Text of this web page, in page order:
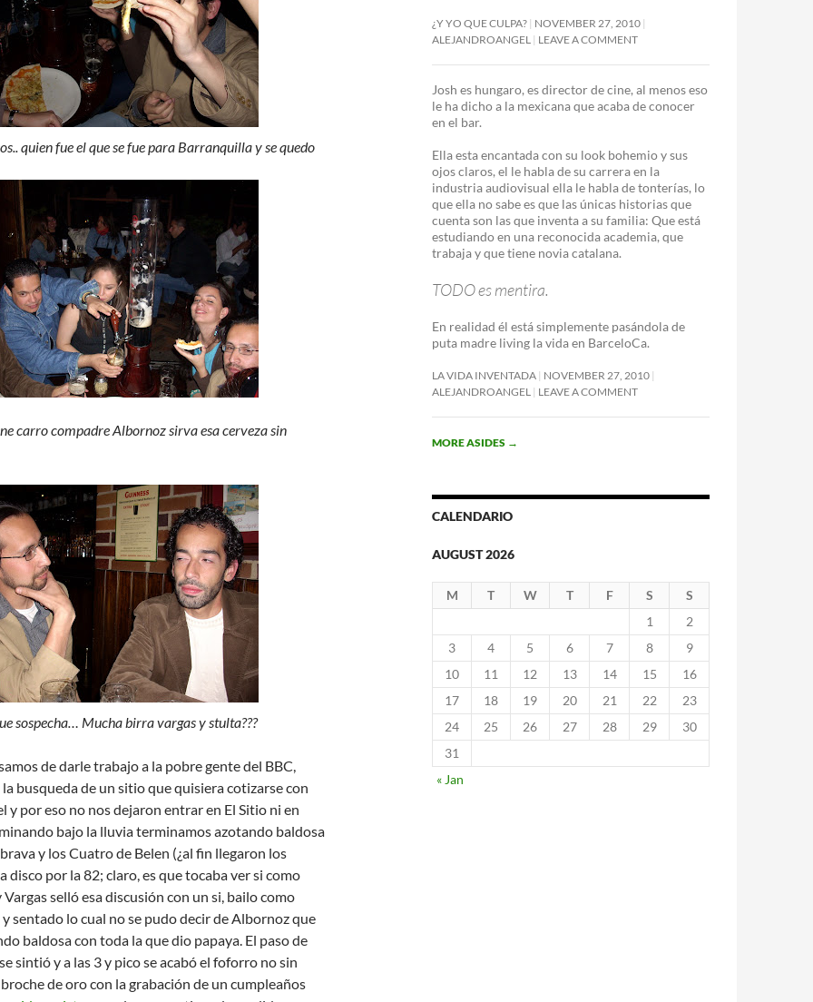
quien fue el que se fue para Barranquilla y se quedo
carro compadre Albornoz sirva esa cerveza sin
sospecha… Mucha birra vargas y stulta???
de darle trabajo a la pobre gente del BBC,
busqueda de un sitio que quisiera cotizarse con
y por eso no nos dejaron entrar en El Sitio ni en
bajo la lluvia terminamos azotando baldosa
y los Cuatro de Belen (¿al fin llegaron los
disco por la 82; claro, es que tocaba ver si como
selló esa discusión con un si, bailo como
sentado lo cual no se pudo decir de Albornoz que
baldosa con toda la que dio papaya. El paso de
sintió y a las 3 y pico se acabó el foforro no sin
de oro con la grabación de un cumpleaños
¿Y YO QUE CULPA? NOVEMBER 27, 2010
ALEJANDROANGEL LEAVE A COMMENT
Josh es hungaro, es director de cine, al menos eso
le ha dicho a la mexicana que acaba de conocer
en el bar.
Ella esta encantada con su look bohemio y sus
ojos claros, el le habla de su carrera en la
industria audiovisual ella le habla de tonterías, lo
que ella no sabe es que las únicas historias que
cuenta son las que inventa a su familia: Que está
estudiando en una reconocida academia, que
trabaja y que tiene novia catalana.
TODO es mentira.
En realidad él está simplemente pasándola de
puta madre living la vida en BarceloCa.
LA VIDA INVENTADA NOVEMBER 27, 2010
ALEJANDROANGEL LEAVE A COMMENT
MORE ASIDES →
CALENDARIO
AUGUST 2026
M T W T F S
S
1
2
3
4 5 6 7 8
9
10
11 12 13 14 15
16
17
18 19 20 21 22
23
24
25 26 27 28 29
30
31
« Jan